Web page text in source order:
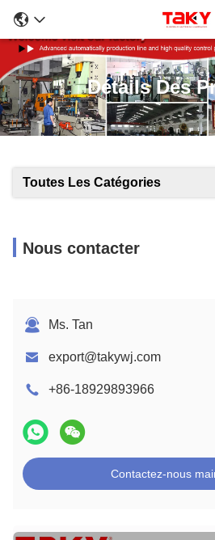
Détails Des
Toutes Les Catégories
Nous contacter
Ms. Tan
export@takywj.com
+86-18929893966
Contactez-nous